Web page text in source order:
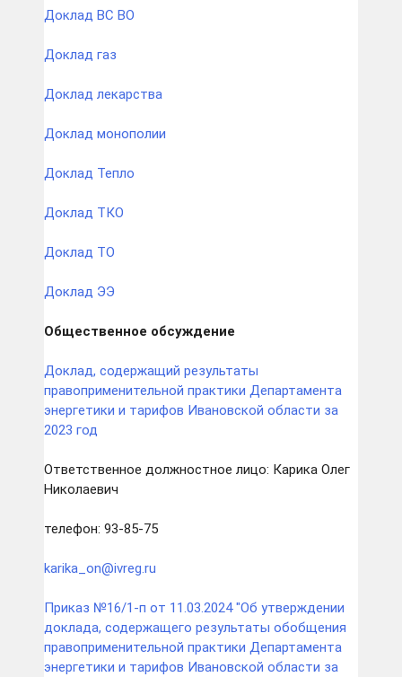
Доклад ВС ВО
Доклад газ
Доклад лекарства
Доклад монополии
Доклад Тепло
Доклад ТКО
Доклад ТО
Доклад ЭЭ
Общественное обсуждение
Доклад, содержащий результаты
правоприменительной практики Департамента
энергетики и тарифов Ивановской области за
2023 год
Ответственное должностное лицо: Карика Олег
Николаевич
телефон: 93-85-75
karika_on@ivreg.ru
Приказ №16/1-п от 11.03.2024 "Об утверждении
доклада, содержащего результаты обобщения
правоприменительной практики Департамента
энергетики и тарифов Ивановской области за